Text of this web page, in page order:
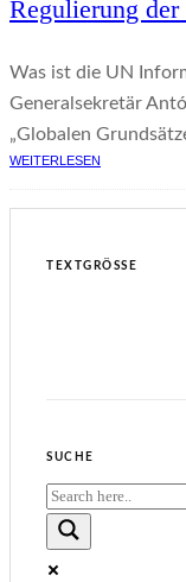
Regulierung
Was ist die UN
Generalsekretär
„Globalen
WEITERLESEN
TEXTGRÖSSE
SUCHE